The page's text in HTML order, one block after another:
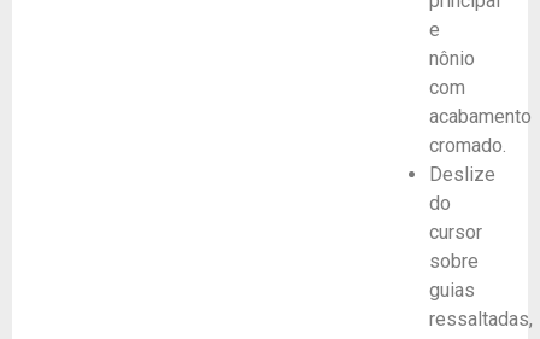
e
nônio
com
acabamento
cromado.
Deslize
do
cursor
sobre
guias
ressaltadas,